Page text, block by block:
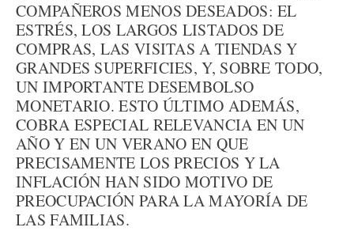
COMPAÑEROS MENOS DESEADOS: EL
ESTRÉS, LOS LARGOS LISTADOS DE
COMPRAS, LAS VISITAS A TIENDAS Y
GRANDES SUPERFICIES, Y, SOBRE TODO,
UN IMPORTANTE DESEMBOLSO
MONETARIO. ESTO ÚLTIMO ADEMÁS,
COBRA ESPECIAL RELEVANCIA EN UN
AÑO Y EN UN VERANO EN QUE
PRECISAMENTE LOS PRECIOS Y LA
INFLACIÓN HAN SIDO MOTIVO DE
PREOCUPACIÓN PARA LA MAYORÍA DE
LAS FAMILIAS.